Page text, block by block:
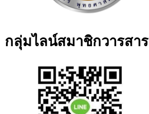
กลุ่มไลน์สมาชิกวารสาร